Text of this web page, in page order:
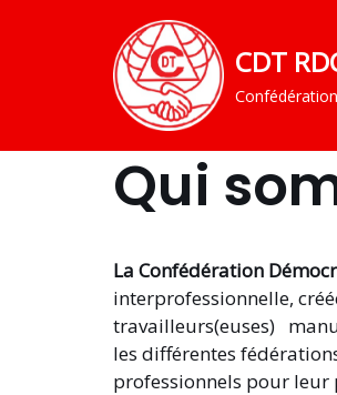
CDT
Qui
La Confédération
interprofessionnelle,
travailleurs(euses)
les différentes
professionnels pour leur